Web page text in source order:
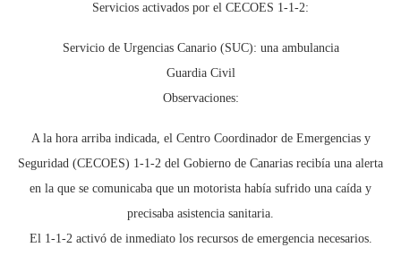
Servicios activados por el CECOES 1-1-2:
Servicio de Urgencias Canario (SUC): una ambulancia
Guardia Civil
Observaciones:
A la hora arriba indicada, el Centro Coordinador de Emergencias y
Seguridad (CECOES) 1-1-2 del Gobierno de Canarias recibía una alerta
en la que se comunicaba que un motorista había sufrido una caída y
precisaba asistencia sanitaria.
El 1-1-2 activó de inmediato los recursos de emergencia necesarios.